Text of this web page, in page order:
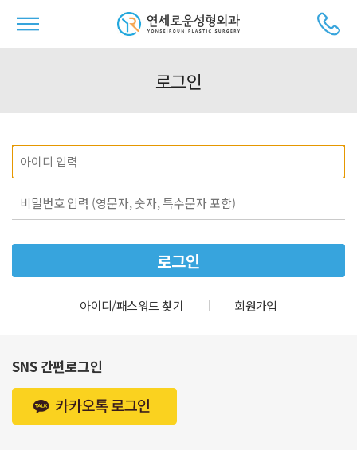
로그인
ID
아이디/패스워드 찾기 회원가입
SNS 간편로그인